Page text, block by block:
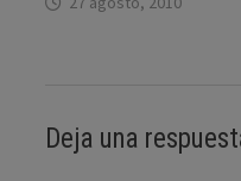
Deja una